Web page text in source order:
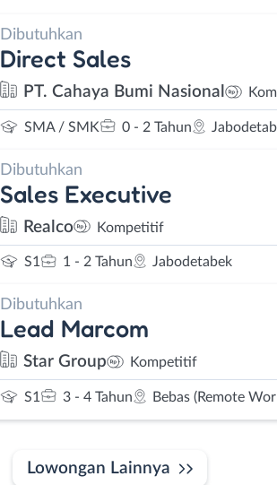
Dibutuhkan
Direct Sales
PT. Cahaya Bumi Nasional
SMA / SMK 0 - 2 Tahun
Dibutuhkan
Sales Executive
Realco Kompetitif
S1 1 - 2 Tahun Jabodetabek
Dibutuhkan
Lead Marcom
Star Group Kompetitif
S1 3 - 4 Tahun Bebas (Remote
Lowongan Lainnya